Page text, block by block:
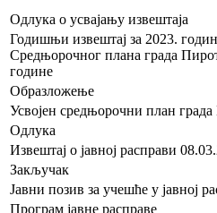
Одлука о усвајању извештаја
Годишњи извештај за 2023.
Средњорочног плана града
годинe
Образложење
Усвојен средњорочни план
Одлука
Извештај о јавној расправи
Закључак
Јавни позив за учешће у јавној
Програм јавне расправе